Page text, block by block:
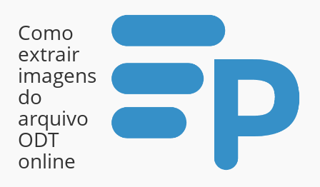
Como
extrair
imagens
do
arquivo
ODT
online